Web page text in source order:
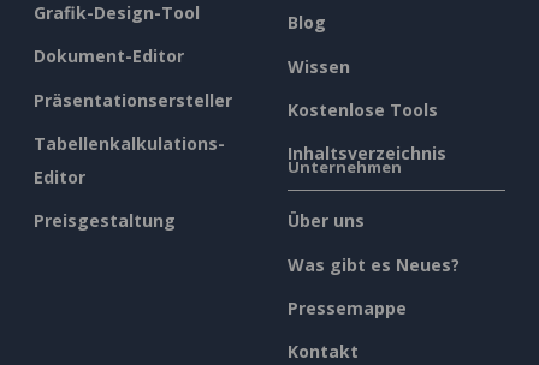
Grafik-Design-Tool
Dokument-Editor
Präsentationsersteller
Tabellenkalkulations-
Editor
Preisgestaltung
Blog
Wissen
Kostenlose Tools
Inhaltsverzeichnis
Unternehmen
Über uns
Was gibt es Neues?
Pressemappe
Kontakt